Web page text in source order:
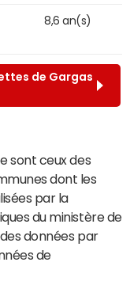
8,6 an(s)
de Gargas
sont ceux des
dont les
par la
du ministère de
données par
de